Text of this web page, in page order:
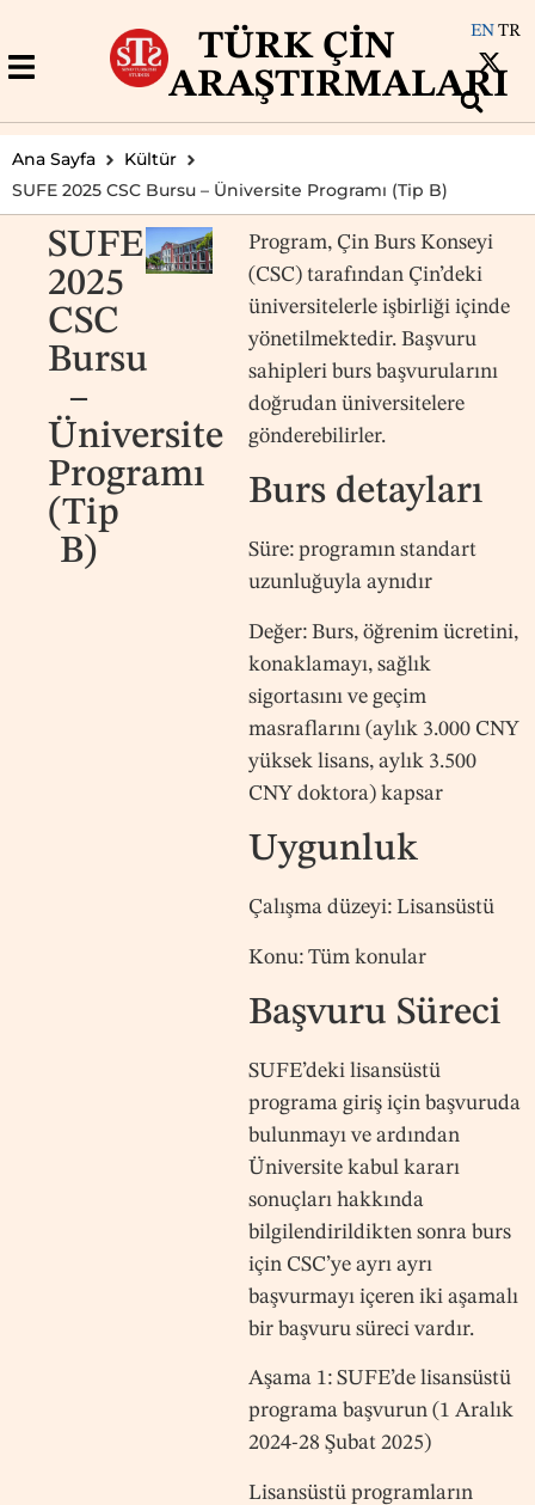
TÜRK ÇIN
ARAŞTIRMALARI
EN TR
Ana Sayfa
Kültür
SUFE 2025 CSC Bursu – Üniversite Programı (Tip B)
SUFE
2025
CSC
Bursu
–
Üniversite
Programı
(Tip
B)
Program, Çin Burs Konseyi
(CSC) tarafından Çin’deki
üniversitelerle işbirliği içinde
yönetilmektedir. Başvuru
sahipleri burs başvurularını
doğrudan üniversitelere
gönderebilirler.
Burs detayları
Süre: programın standart
uzunluğuyla aynıdır
Değer: Burs, öğrenim ücretini,
konaklamayı, sağlık
sigortasını ve geçim
masraflarını (aylık 3.000 CNY
yüksek lisans, aylık 3.500
CNY doktora) kapsar
Uygunluk
Çalışma düzeyi: Lisansüstü
Konu: Tüm konular
Başvuru Süreci
SUFE’deki lisansüstü
programa giriş için başvuruda
bulunmayı ve ardından
Üniversite kabul kararı
sonuçları hakkında
bilgilendirildikten sonra burs
için CSC’ye ayrı ayrı
başvurmayı içeren iki aşamalı
bir başvuru süreci vardır.
Aşama 1: SUFE’de lisansüstü
programa başvurun (1 Aralık
2024-28 Şubat 2025)
Lisansüstü programların